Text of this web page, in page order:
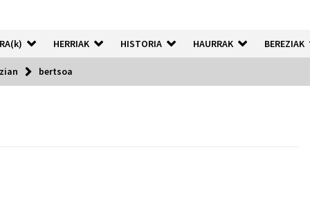
HERRIAK HISTORIA HAURRAK BEREZIAK
bertsoa